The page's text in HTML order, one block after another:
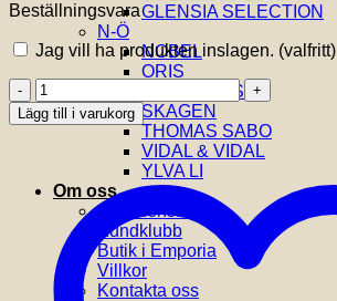
GLENSIA SELECTION
N-Ö
NOBEL
ORIS
SIF JAKOBS
SKAGEN
THOMAS SABO
VIDAL & VIDAL
YLVA LI
Om oss
Om Glensia
Kundklubb
Butik i Emporia
Villkor
Kontakta oss
Beställningsvara
Jag vill ha produkten inslagen. (valfritt)
EMPORIO
ARMANI
-
mängd
Lägg till i varukorg